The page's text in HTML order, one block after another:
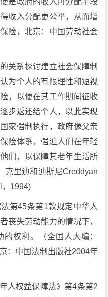
是政府的收入再分配手段
收入分配更公平，从而增
险，北京：中国劳动社会
关系探讨建立社会保障制
为个人的有限理性和短视
，以便在其工作期间征收
步返还给个人，以此实现
家强制执行，政府像父亲
险体系，强迫人们在年轻
们，以保障其老年生活所
克里迪和迪斯尼Creddyan
，1994)
第45条第1款规定中华人
丧失劳动能力的情况下，
权利。（全国人大编：
：中国法制出版社2004年
人权益保障法》第4条第2